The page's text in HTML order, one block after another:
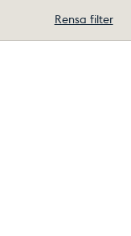
Rensa filter